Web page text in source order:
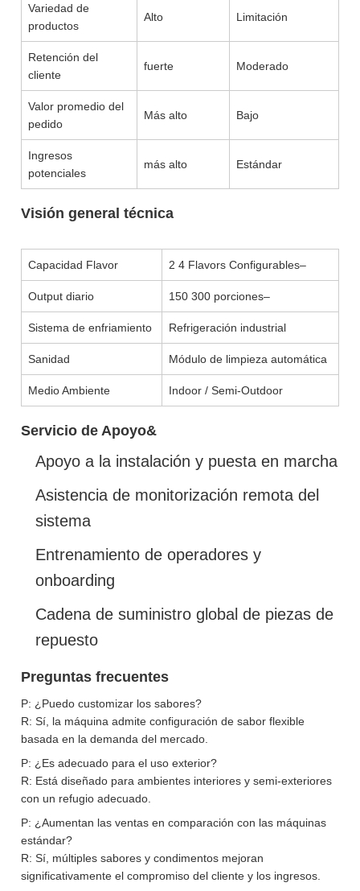
Variedad de
productos
Alto Limitación
Retención del
cliente
fuerte Moderado
Valor promedio del
pedido
Más alto Bajo
Ingresos
potenciales
más alto Estándar
Visión general técnica
Capacidad Flavor 2 4 Flavors Configurables–
Output diario 150 300 porciones–
Sistema de enfriamiento Refrigeración industrial
Sanidad Módulo de limpieza automática
Medio Ambiente Indoor / Semi-Outdoor
Servicio de Apoyo&
Apoyo a la instalación y puesta en marcha
Asistencia de monitorización remota del
sistema
Entrenamiento de operadores y
onboarding
Cadena de suministro global de piezas de
repuesto
Preguntas frecuentes
P: ¿Puedo customizar los sabores?
R: Sí, la máquina admite configuración de sabor flexible
basada en la demanda del mercado.
P: ¿Es adecuado para el uso exterior?
R: Está diseñado para ambientes interiores y semi-exteriores
con un refugio adecuado.
P: ¿Aumentan las ventas en comparación con las máquinas
estándar?
R: Sí, múltiples sabores y condimentos mejoran
significativamente el compromiso del cliente y los ingresos.